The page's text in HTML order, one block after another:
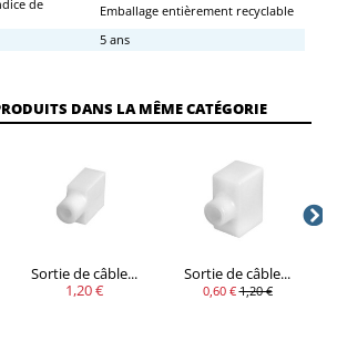
de
Emballage entièrement recyclable
5 ans
DANS LA MÊME CATÉGORIE
Sortie de câble...
1,20 €
Sortie de câble...
0,60 € 1,20 €